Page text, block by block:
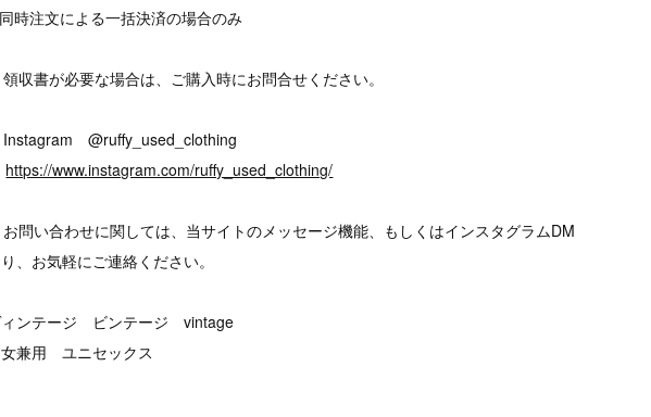
時注文による一括決済の場合のみ
収書が必要な場合は、ご購入時にお問合せください。
@ruffy_used_clothing
https://www.instagram.com/ruffy_used_clothing/
問い合わせに関しては、当サイトのメッセージ機能、もしくはインスタグラムDM
、お気軽にご連絡ください。
ンテージ ビンテージ vintage
兼用 ユニセックス